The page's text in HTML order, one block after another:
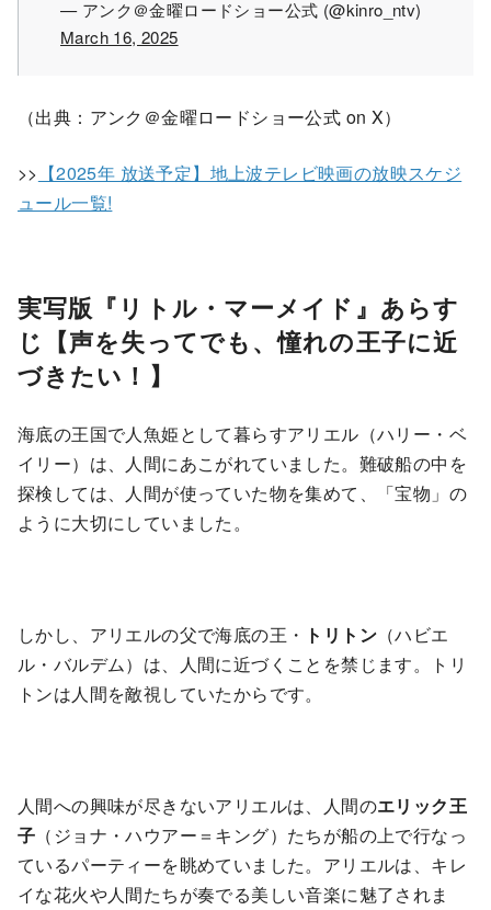
— アンク＠金曜ロードショー公式 (@kinro_ntv)
March 16, 2025
（出典：アンク＠金曜ロードショー公式 on X）
>> 【2025年 放送予定】地上波テレビ映画の放映スケジ
ュール一覧!
実写版『リトル・マーメイド』あらす
じ【声を失ってでも、憧れの王子に近
づきたい！】
海底の王国で人魚姫として暮らすアリエル（ハリー・ベ
イリー）は、人間にあこがれていました。難破船の中を
探検しては、人間が使っていた物を集めて、「宝物」の
ように大切にしていました。
しかし、アリエルの父で海底の王・ トリトン （ハビエ
ル・バルデム）は、人間に近づくことを禁じます。トリ
トンは人間を敵視していたからです。
人間への興味が尽きないアリエルは、人間のエリック王
子 （ジョナ・ハウアー＝キング）たちが船の上で行なっ
ているパーティーを眺めていました。アリエルは、キレ
イな花火や人間たちが奏でる美しい音楽に魅了されま